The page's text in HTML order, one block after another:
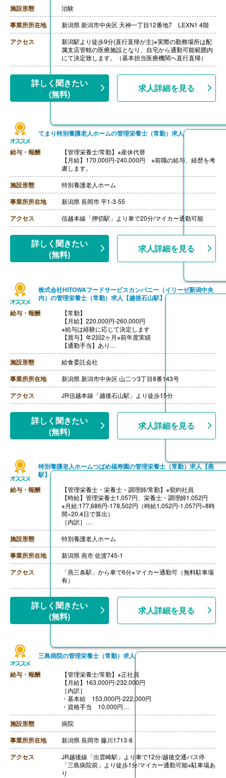
【賞与】年2回（計4.00ヶ月分）※前年度実績
【通勤手当】有り
施設形態 治験
事業所所在地 新潟県 新潟市中央区 天神一丁目12番地7 LEXN1 4階
アクセス
新潟駅より徒歩9分(直行直帰が主)※実際の勤務場所は配
属支店管轄の医療施設となり、自宅から通勤可能範囲内
にて決定致します。（基本担当医療機関へ直行直帰）
詳しく聞きたい
(無料)
求人詳細を見る
てまり特別養護老人ホームの管理栄養士（常勤）求人
給与・報酬
【管理栄養士/常勤】※産休代替
【月給】170,000円-240,000円 ※前職の給与、経歴を考
慮します。
施設形態 特別養護老人ホーム
事業所所在地 新潟県 長岡市 平1-3-55
アクセス 信越本線「押切駅」より車で20分/マイカー通勤可能
詳しく聞きたい
(無料)
求人詳細を見る
株式会社HITOWAフードサービスカンパニー（イリーゼ新潟中央
内）の管理栄養士（常勤）求人【越後石山駅】
給与・報酬
【常勤】
【月給】220,000円-260,000円
※給与は経験に応じて決定します
【賞与】年2回2ヶ月※前年度実績
【通勤手当】あり
※公共交通機関:上限30,000円/月
※マイカー通勤:片道2km以上（ガソリン代は規定内支
給）
【昇給】あり（年1回）
【退職金】あり（会社規定による）
施設形態 給食委託会社
事業所所在地 新潟県 新潟市中央区 山二ツ3丁目8番143号
アクセス JR信越本線「越後石山駅」より徒歩15分
詳しく聞きたい
(無料)
求人詳細を見る
特別養護老人ホームつばめ福寿園の管理栄養士（常勤）求人【燕
駅】
給与・報酬
【管理栄養士・栄養士・調理師/常勤】※契約社員
【時給】管理栄養士1,057円、栄養士・調理師1,052円
※月給:177,686円-178,502円（時給1,052円-1,057円×8時
間×20.4日で算出）
［内訳］
・基本給 171,686円-172,502円
・処遇改善手当 6,000円
［その他手当］
・扶養手当
・住宅手当 上限20,000円
【賞与】年3回（計2.84ヶ月分）※前年度実績
【通勤手当】あり（上限45,000円/月）
【昇給】あり（1時間あたりあたり0円-50円）※前年度実
【退職金】あり※勤続1年以上、共済加入
施設形態 特別養護老人ホーム
事業所所在地 新潟県 燕市 佐渡745-1
アクセス
「燕三条駅」から車で6分※マイカー通勤可（無料駐車場
有）
詳しく聞きたい
(無料)
求人詳細を見る
三島病院の管理栄養士（常勤）求人
給与・報酬
【管理栄養士/常勤】※正社員
【月給】163,000円-232,000円
［内訳］
・基本給 153,000円-222,000円
・資格手当 10,000円
［その他手当］
・早出手当 4-11月1,300円 12-3月1,500円
【賞与】年2回（計5.00ヶ月分）※前年度実績
【通勤手当】あり（上限25,000円/月）
【昇給】あり（1月あたり1,500円-4,000円）※前年度実
績
【退職金】あり※勤続1年以上
施設形態 病院
事業所所在地 新潟県 長岡市 藤川1713-8
アクセス
JR越後線「出雲崎駅」より車で12分/越後交通バス停
「三島病院前」より徒歩1分/マイカー通勤可能※駐車場あ
り